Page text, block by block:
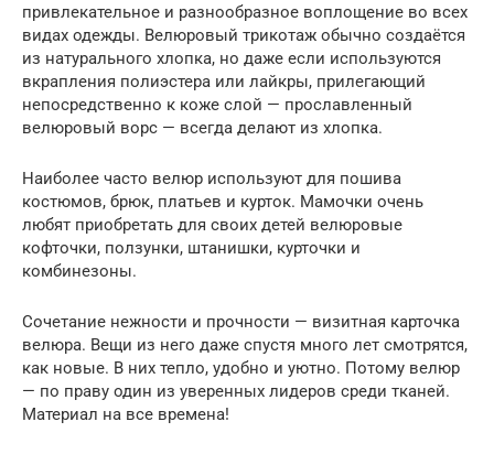
привлекательное и разнообразное воплощение во всех
видах одежды. Велюровый трикотаж обычно создаётся
из натурального хлопка, но даже если используются
вкрапления полиэстера или лайкры, прилегающий
непосредственно к коже слой — прославленный
велюровый ворс — всегда делают из хлопка.
Наиболее часто велюр используют для пошива
костюмов, брюк, платьев и курток. Мамочки очень
любят приобретать для своих детей велюровые
кофточки, ползунки, штанишки, курточки и
комбинезоны.
Сочетание нежности и прочности — визитная карточка
велюра. Вещи из него даже спустя много лет смотрятся,
как новые. В них тепло, удобно и уютно. Потому велюр
— по праву один из уверенных лидеров среди тканей.
Материал на все времена!